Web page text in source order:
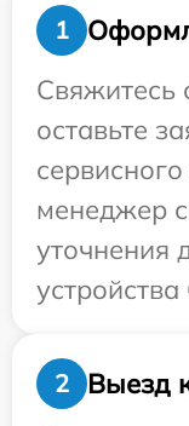
1
Свяжитесь
оставьте
менеджер
уточнения
2
Выезд